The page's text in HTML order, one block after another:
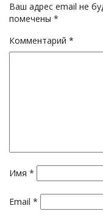
Ваш адрес email не
помечены *
Комментарий *
Имя *
Email *